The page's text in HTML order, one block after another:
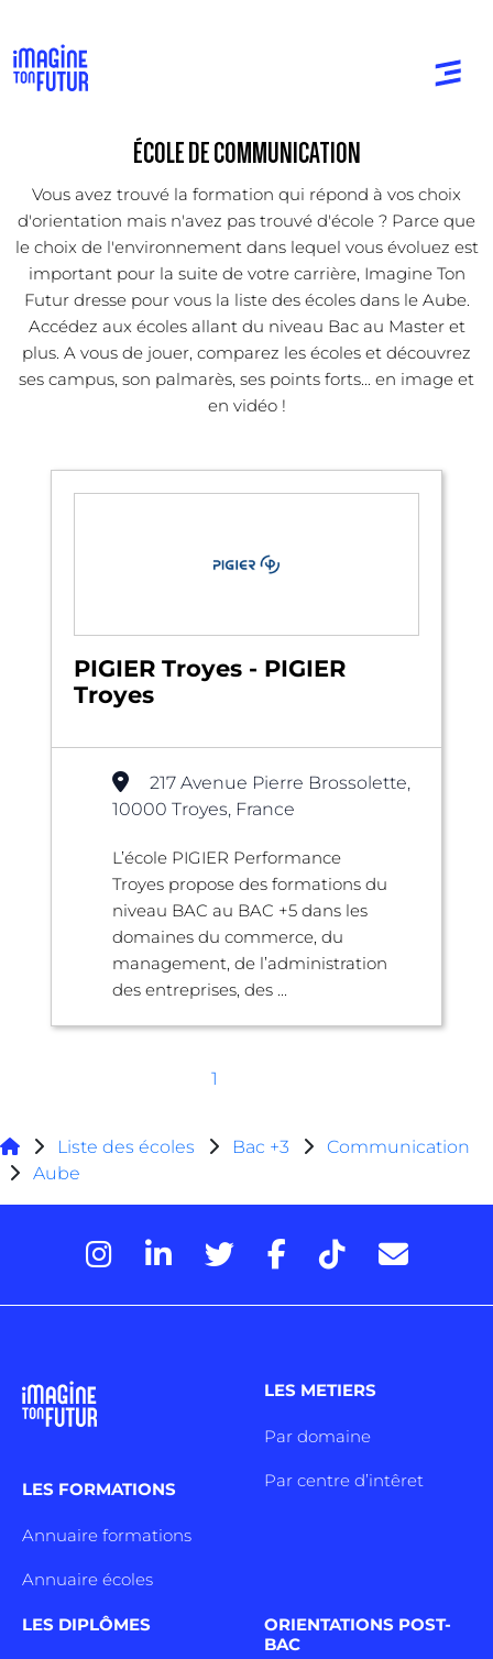
ÉCOLE DE COMMUNICATION
Vous avez trouvé la formation qui répond à vos choix
d'orientation mais n'avez pas trouvé d'école ? Parce que
le choix de l'environnement dans lequel vous évoluez est
important pour la suite de votre carrière, Imagine Ton
Futur dresse pour vous la liste des écoles dans le Aube.
Accédez aux écoles allant du niveau Bac au Master et
plus. A vous de jouer, comparez les écoles et découvrez
ses campus, son palmarès, ses points forts... en image et
en vidéo !
PIGIER Troyes - PIGIER
Troyes
217 Avenue Pierre Brossolette,
10000 Troyes, France
L’école PIGIER Performance
Troyes propose des formations du
niveau BAC au BAC +5 dans les
domaines du commerce, du
management, de l’administration
des entreprises, des ...
1
Liste des écoles Bac +3
Communication
Aube
LES FORMATIONS
Annuaire formations
Annuaire écoles
LES METIERS
Par domaine
Par centre d’intêret
LES DIPLÔMES
ORIENTATIONS POST-
BAC